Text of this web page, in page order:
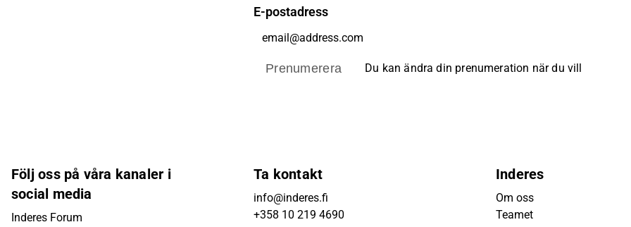
E-postadress
Prenumerera Du kan ändra din prenumeration när du vill
Följ oss på våra kanaler i
social media
Inderes Forum
Ta kontakt
info@inderes.fi
+358 10 219 4690
Inderes
Om oss
Teamet